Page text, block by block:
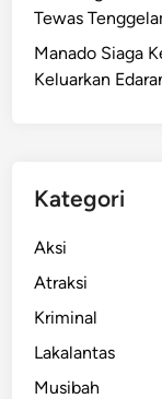
Tewas
Manado Siaga
Keluarkan
Kategori
Aksi
Atraksi
Kriminal
Lakalantas
Musibah